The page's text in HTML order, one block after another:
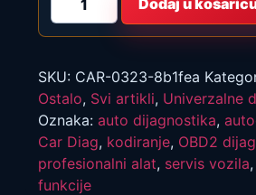
AUTO
DIJAGNOSTIKA
2021god
opcom
op
com
količina
Dodaj u
SKU: CAR-0323-8b1fea
Ostalo, Svi artikli, Univerzalne
Oznaka: auto dijagnostika,
Car Diag, kodiranje, OBD2
profesionalni alat, servis vozila,
funkcije